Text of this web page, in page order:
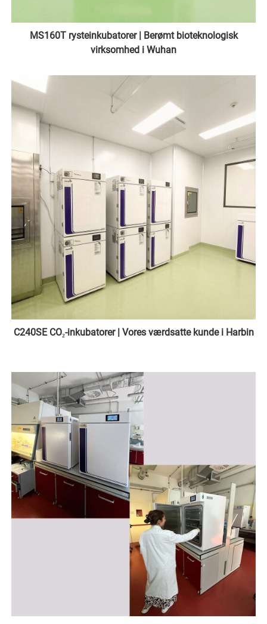
MS160T rysteinkubatorer | Berømt bioteknologisk
virksomhed i Wuhan
C240SE CO₂-inkubatorer | Vores værdsatte kunde i Harbin